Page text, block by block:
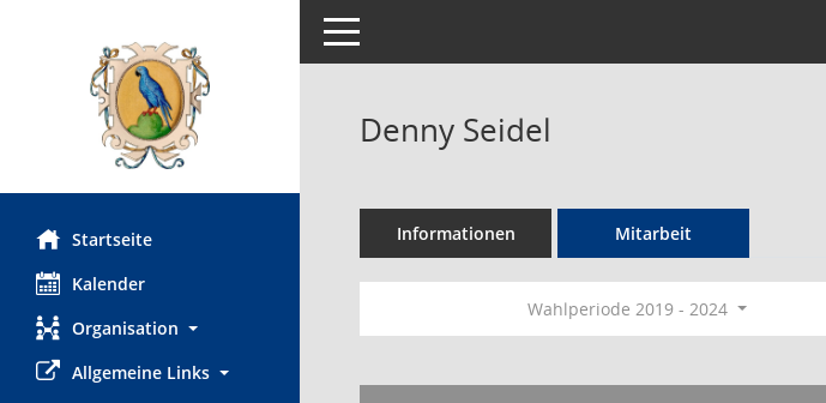
Startseite
Kalender
Organisation
Allgemeine Links
Toggle navigation
Denny Seidel
Informationen Mitarbeit
Wahlperiode 2019 - 2024